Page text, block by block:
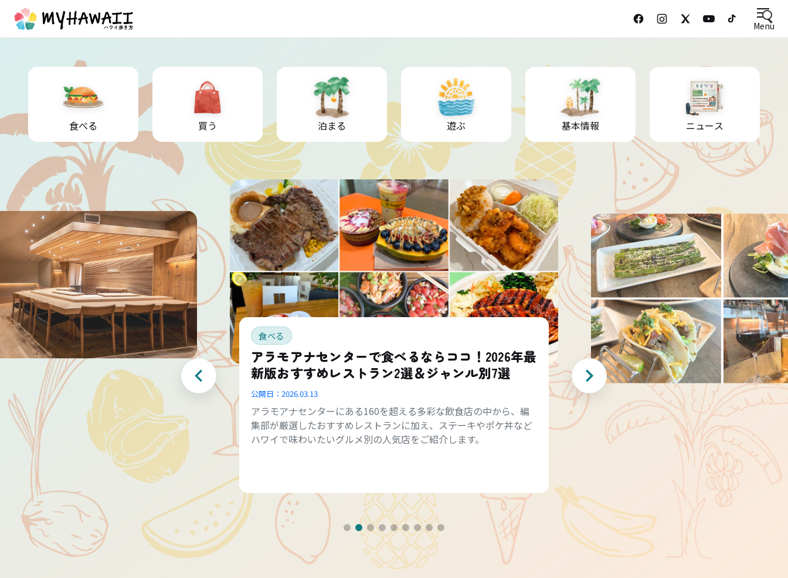
Menu
食べる 買う 泊まる 遊ぶ 基本情報 ニュース
食べる
アラモアナセンターで食べるならココ！2026年最
新版おすすめレストラン2選＆ジャンル別7選
公開日： 2026.03.13
アラモアナセンターにある160を超える多彩な飲食店の中から、編
集部が厳選したおすすめレストランに加え、ステーキやポケ丼など
ハワイで味わいたいグルメ別の人気店をご紹介します。